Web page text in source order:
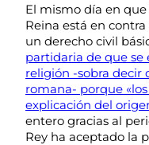
El mismo día en
Reina está en
un derecho civil
partidaria de que se
religión -sobra decir
romana- porque
explicación del
entero gracias al
Rey ha aceptado la